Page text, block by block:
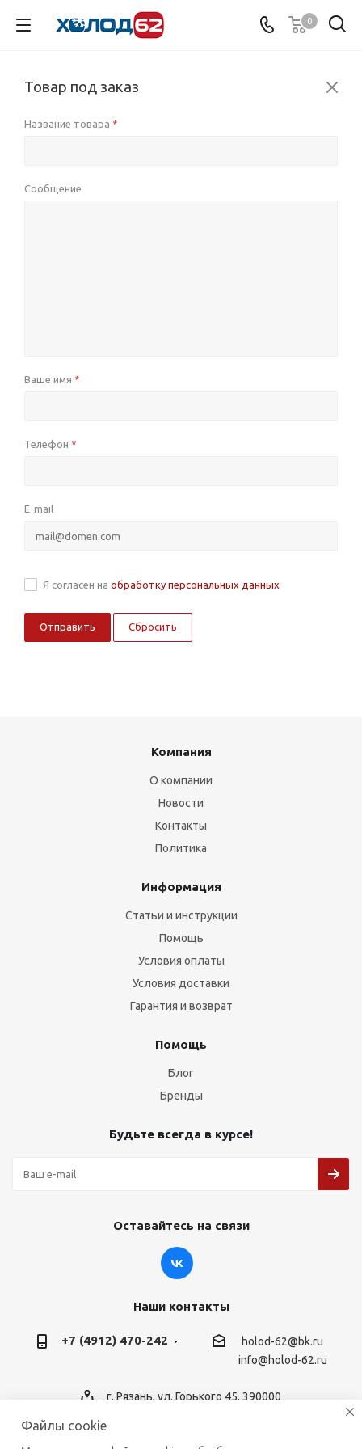
0
Товар под заказ
Название товара *
Сообщение
Ваше имя *
Телефон *
E-mail
Я согласен на обработку персональных данных
Сбросить
Компания
О компании
Новости
Контакты
Политика
Информация
Статьи и инструкции
Помощь
Условия оплаты
Условия доставки
Гарантия и возврат
Помощь
Блог
Бренды
Будьте всегда в курсе!
Оставайтесь на связи
Наши контакты
+7 (4912) 470-242
holod-62@bk.ru
info@holod-62.ru
г. Рязань, ул. Горького 45, 390000
Файлы cookie